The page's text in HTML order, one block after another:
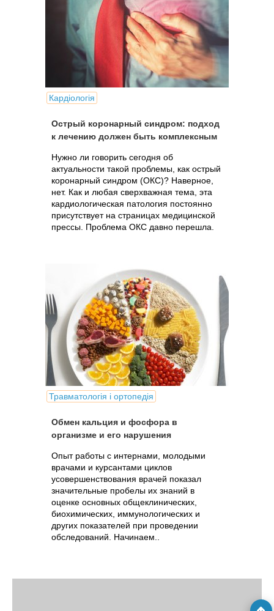
Кардіологія
Острый коронарный синдром: подход
к лечению должен быть комплексным
Нужно ли говорить сегодня об
актуальности такой проблемы, как острый
коронарный синдром (ОКС)? Наверное,
нет. Как и любая сверхважная тема, эта
кардиологическая патология постоянно
присутствует на страницах медицинской
прессы. Проблема ОКС давно перешла.
Травматологія і ортопедія
Обмен кальция и фосфора в
организме и его нарушения
Опыт работы с интернами, молодыми
врачами и курсантами циклов
усовершенствования врачей показал
значительные пробелы их знаний в
оценке основных общеклинических,
биохимических, иммунологических и
других показателей при проведении
обследований. Начинаем..